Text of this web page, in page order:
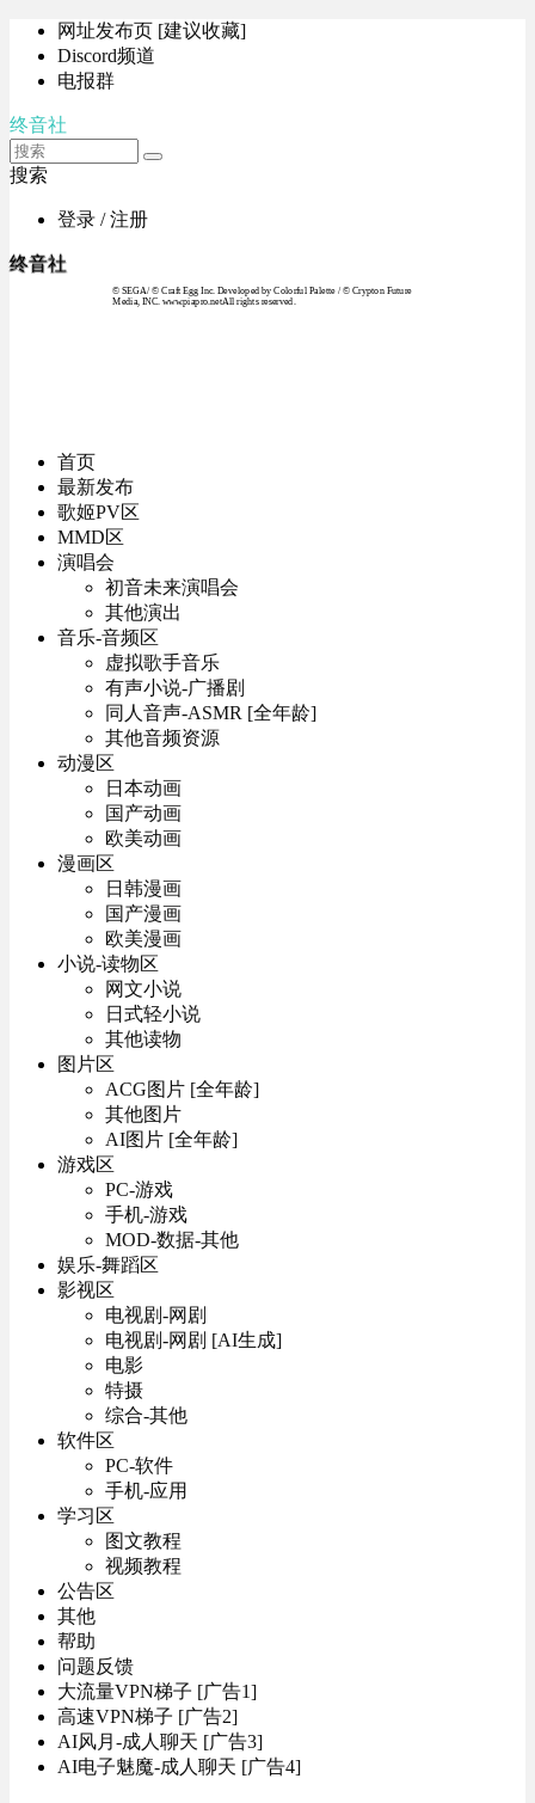
网址发布页 [建议收藏]
Discord频道
电报群
终音社
搜索
登录 / 注册
终音社
© SEGA / © Craft Egg Inc. Developed by Colorful Palette / © Crypton Future
Media, INC. www.piapro.netAll rights reserved.
首页
最新发布
歌姬PV区
MMD区
演唱会
初音未来演唱会
其他演出
音乐-音频区
虚拟歌手音乐
有声小说-广播剧
同人音声-ASMR [全年龄]
其他音频资源
动漫区
日本动画
国产动画
欧美动画
漫画区
日韩漫画
国产漫画
欧美漫画
小说-读物区
网文小说
日式轻小说
其他读物
图片区
ACG图片 [全年龄]
其他图片
AI图片 [全年龄]
游戏区
PC-游戏
手机-游戏
MOD-数据-其他
娱乐-舞蹈区
影视区
电视剧-网剧
电视剧-网剧 [AI生成]
电影
特摄
综合-其他
软件区
PC-软件
手机-应用
学习区
图文教程
视频教程
公告区
其他
帮助
问题反馈
大流量VPN梯子 [广告1]
高速VPN梯子 [广告2]
AI风月-成人聊天 [广告3]
AI电子魅魔-成人聊天 [广告4]